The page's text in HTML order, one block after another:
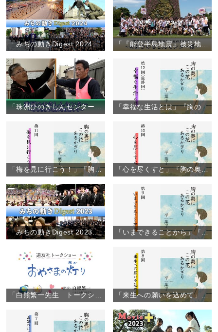
「みちの動きDigest 2024」（2024年1月～12月） 「『能登半島地震』被災地から夏のおぢばへ ～珠洲ひのきしんセンター隊～」（2024年7月29日～31日）
「珠洲ひのきしんセンター」～ふるさとの復興をめざして～ 「幸福な生活とは」『胸の奥にこの花あるかぎり』（12）
「梅を見に行こう！」『胸の奥にこの花あるかぎり』（11） 「心を尽くすと」『胸の奥にこの花あるかぎり』（10）
「みちの動きDigest 2023」（2023年12月12日） 「いまできることから」『胸の奥にこの花あるかぎり』（9）
「来生への願いを込めて」『胸の奥にこの花あるかぎり』（8）